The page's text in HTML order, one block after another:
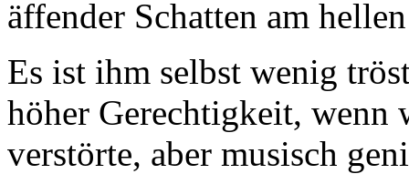
äffender Schatten am
Es ist ihm selbst wenig
höher Gerechtigkeit, wenn
verstörte, aber musisch